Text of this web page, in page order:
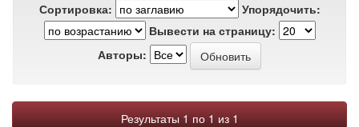
Сортировка:
Упорядочить:
Вывести на страницу:
Авторы:
Результаты 1 по 1 из 1